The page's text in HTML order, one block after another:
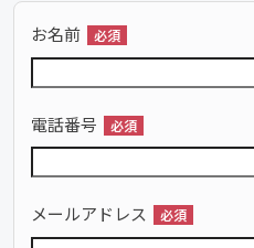
お名前 必須
電話番号 必須
メールアドレス 必須